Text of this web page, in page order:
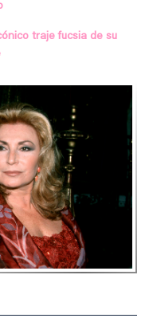
traje fucsia de su